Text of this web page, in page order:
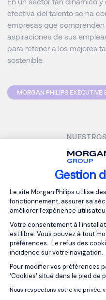
Gestion
Plateforme de
Le site Morgan Philips utilise
fonctionnement, assurer sa
améliorer l'expérience
Votre consentement à
est libre. Vous pouvez à tout
préférences. Le refus des
incidence sur votre navigation.
Pour modifier vos préférences
'Cookies' situé dans le pied de
Nous respectons votre vie privée,
Axeptio
efectiva del talento se ha
empresas que
aspiraciones de sus
para retener a los mejores
sostenible.
MORGAN PHILIPS EXECUTIVE
Artículos
¿Por qué el
especializado
experiencia